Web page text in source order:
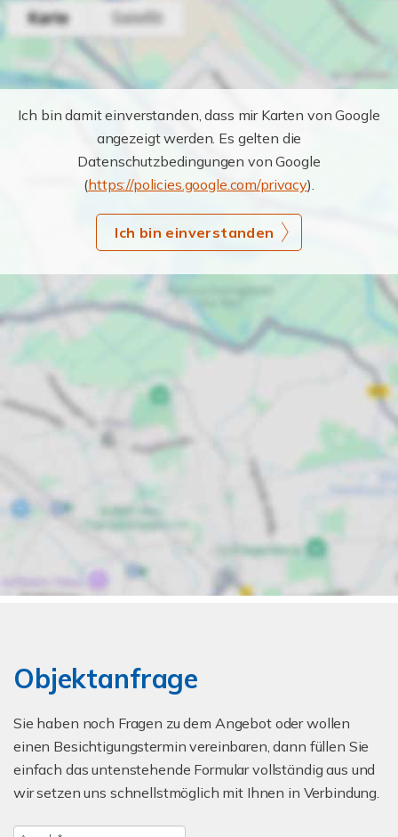
Ich bin damit einverstanden, dass mir Karten von Google
angezeigt werden. Es gelten die
Datenschutzbedingungen von Google
(https://policies.google.com/privacy).
Ich bin einverstanden
Objektanfrage
Sie haben noch Fragen zu dem Angebot oder wollen
einen Besichtigungstermin vereinbaren, dann füllen Sie
einfach das untenstehende Formular vollständig aus und
wir setzen uns schnellstmöglich mit Ihnen in Verbindung.